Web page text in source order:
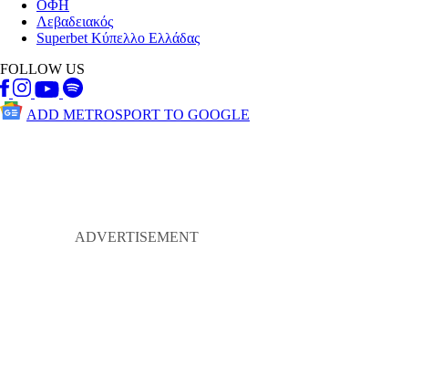
ΟΦΗ
Λεβαδειακός
Superbet Κύπελλο Ελλάδας
FOLLOW US
ADD METROSPORT TO GOOGLE